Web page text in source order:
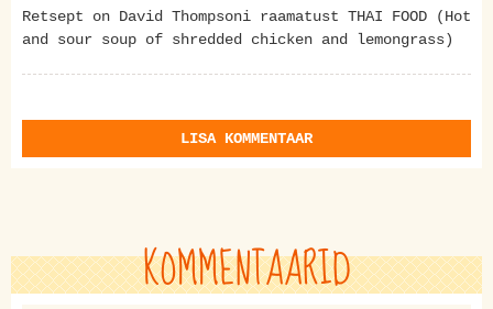
Retsept on David Thompsoni raamatust THAI FOOD (Hot
and sour soup of shredded chicken and lemongrass)
LISA KOMMENTAAR
KOMMENTAARID